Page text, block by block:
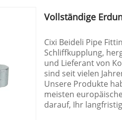
Vollständige
Cixi Beideli Pipe
Schliffkupplung,
und Lieferant von
sind seit vielen
Unsere Produkte
meisten
darauf, Ihr